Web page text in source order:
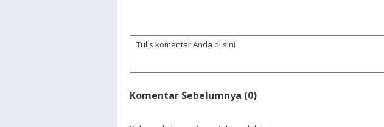
Komentar Sebelumnya (0)